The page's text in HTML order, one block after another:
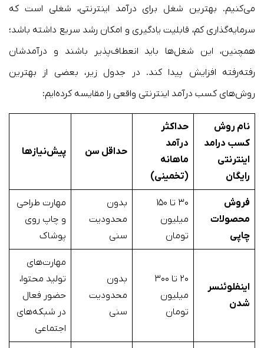
می‌کنیم. بهترین شغل برای درآمد اینترنتی، شغلی است که
سرمایه‌گذاری کم، قابلیت یادگیری و امکان رشد سریع داشته باشد؛
همچنین، این شغل‌ها باید انعطاف‌پذیر باشند و درآمدشان
رفته‌رفته افزایش پیدا کند. در جدول زیر، بعضی از بهترین
روش‌های کسب درآمد اینترنتی واقعی را مقایسه کرده‌ایم:
نام روش
کسب درامد
اینترنتی
رایگان
حداکثر
درآمد
ماهانه
(تخمینی)
حداقل سن پیش‌نیازها
فروش
محصولات
چاپی
۳۰ تا ۱۵۰
میلیون
تومان
بدون
محدودیت
سنی
مهارت طراحی
و چاپ روی
پوشاک
اینفلوئنسر
شدن
۲۰ تا ۳۰۰
میلیون
تومان
بدون
محدودیت
سنی
مهارت‌های
تولید محتوا،
حضور فعال
در شبکه‌های
اجتماعی